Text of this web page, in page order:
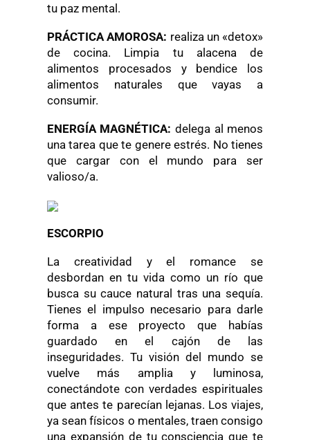
tu paz mental.
PRÁCTICA AMOROSA: realiza un «detox»
de cocina. Limpia tu alacena de
alimentos procesados y bendice los
alimentos naturales que vayas a
consumir.
ENERGÍA MAGNÉTICA: delega al menos
una tarea que te genere estrés. No tienes
que cargar con el mundo para ser
valioso/a.
ESCORPIO
La creatividad y el romance se
desbordan en tu vida como un río que
busca su cauce natural tras una sequía.
Tienes el impulso necesario para darle
forma a ese proyecto que habías
guardado en el cajón de las
inseguridades. Tu visión del mundo se
vuelve más amplia y luminosa,
conectándote con verdades espirituales
que antes te parecían lejanas. Los viajes,
ya sean físicos o mentales, traen consigo
una expansión de tu consciencia que te